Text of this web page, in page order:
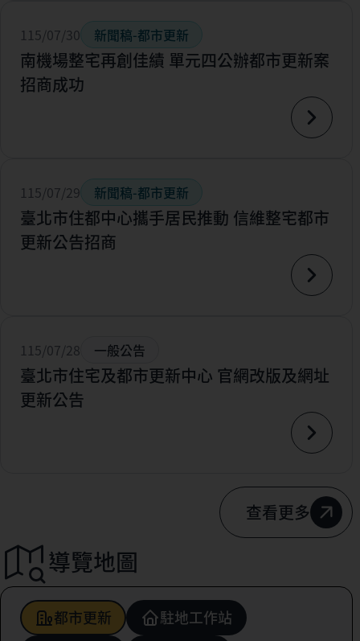
115/07/30 新聞稿-都市更新
南機場整宅再創佳績 單元四公辦都市更新案
招商成功
115/07/29 新聞稿-都市更新
臺北市住都中心攜手居民推動 信維整宅都市
更新公告招商
115/07/28 一般公告
臺北市住宅及都市更新中心 官網改版及網址
更新公告
查看更多
導覽地圖
都市更新
駐地工作站